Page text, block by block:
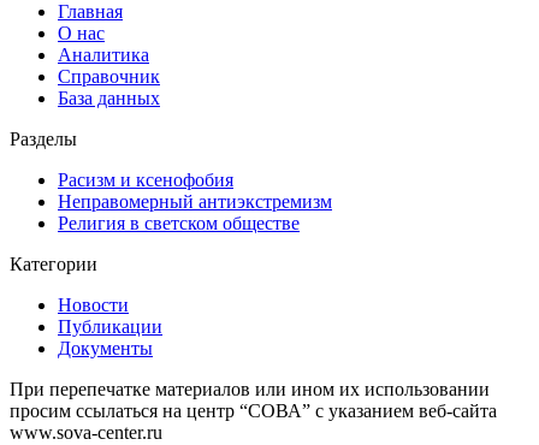
Главная
О нас
Аналитика
Справочник
База данных
Разделы
Расизм и ксенофобия
Неправомерный антиэкстремизм
Религия в светском обществе
Категории
Новости
Публикации
Документы
При перепечатке материалов или ином их использовании
просим ссылаться на центр “СОВА” с указанием веб-сайта
www.sova-center.ru